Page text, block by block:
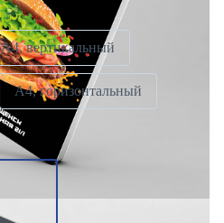
А4, вертикальный
А4, горизонтальный